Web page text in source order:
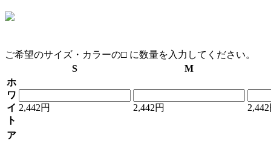
ご希望のサイズ・カラーの□ に数量を入力してください。
S
M
ホ
ワ
イ
ト
2,442円 2,442円
ア